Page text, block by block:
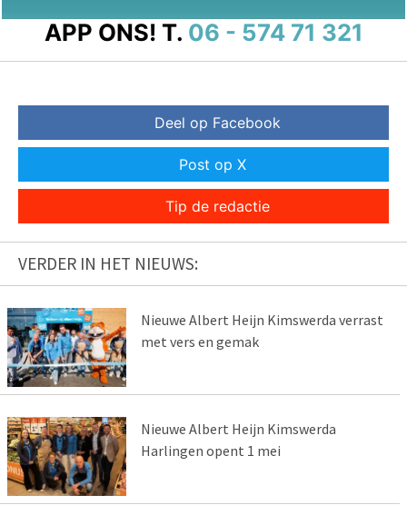
APP ONS! T. 06 - 574 71 321
Deel op Facebook
Post op X
Tip de redactie
VERDER IN HET NIEUWS:
Nieuwe Albert Heijn Kimswerda verrast
met vers en gemak
Nieuwe Albert Heijn Kimswerda
Harlingen opent 1 mei